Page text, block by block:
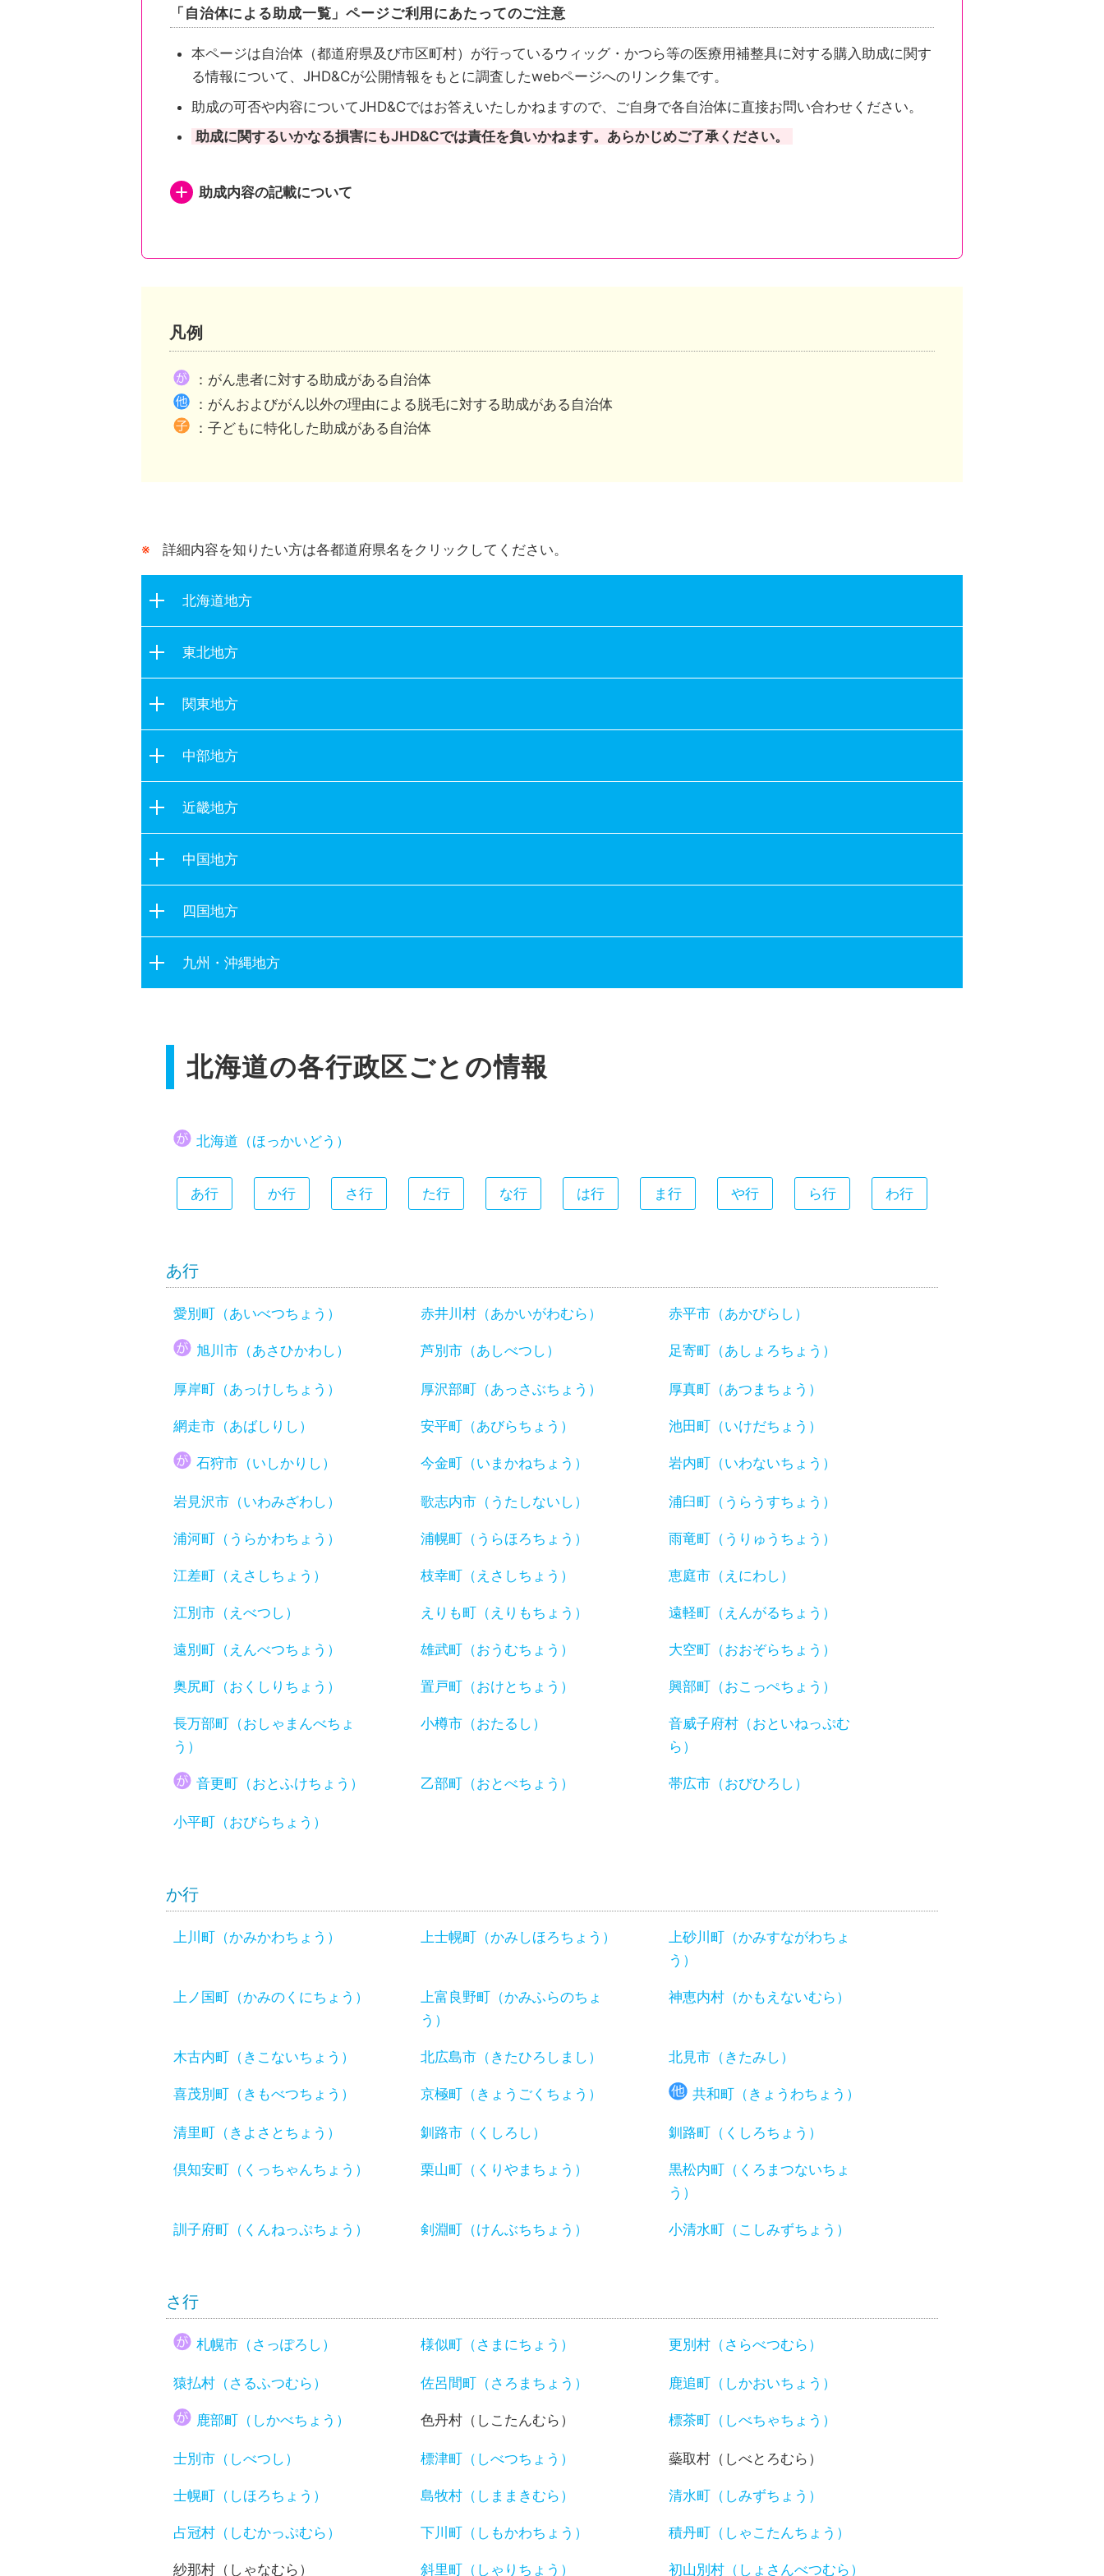
「自治体による助成一覧」ページご利用にあたってのご注意
本ページは自治体（都道府県及び市区町村）が行っているウィッグ・かつら等の医療用補整具に対する購入助成に関す
る情報について、JHD&Cが公開情報をもとに調査したwebページへのリンク集です。
助成の可否や内容についてJHD&Cではお答えいたしかねますので、ご自身で各自治体に直接お問い合わせください。
助成に関するいかなる損害にもJHD&Cでは責任を負いかねます。あらかじめご了承ください。
助成内容の記載について
都道府県が行う助成との併用可、不可は市区町村によって異なります。
凡例
：がん患者に対する助成がある自治体
：がんおよびがん以外の理由による脱毛に対する助成がある自治体
：子どもに特化した助成がある自治体
詳細内容を知りたい方は各都道府県名をクリックしてください。
北海道地方
北海道
東北地方
青森県
宮城県
秋田県
山形県
福島県
関東地方
茨城県
群馬県
埼玉県
千葉県
東京都
神奈川県
中部地方
新潟県
石川県
福井県
山梨県
長野県
岐阜県
三重県
近畿地方
滋賀県
大阪府
兵庫県
奈良県
和歌山県
中国地方
鳥取県
岡山県
広島県
四国地方
九州・沖縄地方
長崎県
宮崎県
鹿児島県
沖縄県
北海道の各行政区ごとの情報
北海道（ほっかいどう）
あ行 か行 さ行 た行 な行 は行 ま行 や行 ら行 わ行
あ行
愛別町（あいべつちょう） 赤井川村（あかいがわむら） 赤平市（あかびらし）
旭川市（あさひかわし） 芦別市（あしべつし） 足寄町（あしょろちょう）
厚岸町（あっけしちょう） 厚沢部町（あっさぶちょう） 厚真町（あつまちょう）
網走市（あばしりし） 安平町（あびらちょう） 池田町（いけだちょう）
石狩市（いしかりし） 今金町（いまかねちょう） 岩内町（いわないちょう）
岩見沢市（いわみざわし） 歌志内市（うたしないし） 浦臼町（うらうすちょう）
浦河町（うらかわちょう） 浦幌町（うらほろちょう） 雨竜町（うりゅうちょう）
江差町（えさしちょう） 枝幸町（えさしちょう） 恵庭市（えにわし）
江別市（えべつし） えりも町（えりもちょう） 遠軽町（えんがるちょう）
遠別町（えんべつちょう） 雄武町（おうむちょう） 大空町（おおぞらちょう）
奥尻町（おくしりちょう） 置戸町（おけとちょう） 興部町（おこっぺちょう）
長万部町（おしゃまんべちょ
う）
小樽市（おたるし）
音威子府村（おといねっぷむ
ら）
音更町（おとふけちょう） 乙部町（おとべちょう） 帯広市（おびひろし）
小平町（おびらちょう）
か行
上川町（かみかわちょう） 上士幌町（かみしほろちょう）
上砂川町（かみすながわちょ
う）
上ノ国町（かみのくにちょう）
上富良野町（かみふらのちょ
う）
神恵内村（かもえないむら）
木古内町（きこないちょう） 北広島市（きたひろしまし） 北見市（きたみし）
喜茂別町（きもべつちょう） 京極町（きょうごくちょう） 共和町（きょうわちょう）
清里町（きよさとちょう） 釧路市（くしろし） 釧路町（くしろちょう）
倶知安町（くっちゃんちょう） 栗山町（くりやまちょう）
黒松内町（くろまつないちょ
う）
訓子府町（くんねっぷちょう） 剣淵町（けんぶちちょう） 小清水町（こしみずちょう）
さ行
札幌市（さっぽろし） 様似町（さまにちょう） 更別村（さらべつむら）
猿払村（さるふつむら） 佐呂間町（さろまちょう） 鹿追町（しかおいちょう）
鹿部町（しかべちょう） 色丹村（しこたんむら） 標茶町（しべちゃちょう）
士別市（しべつし） 標津町（しべつちょう） 蘂取村（しべとろむら）
士幌町（しほろちょう） 島牧村（しままきむら） 清水町（しみずちょう）
占冠村（しむかっぷむら） 下川町（しもかわちょう） 積丹町（しゃこたんちょう）
紗那村（しゃなむら） 斜里町（しゃりちょう） 初山別村（しょさんべつむら）